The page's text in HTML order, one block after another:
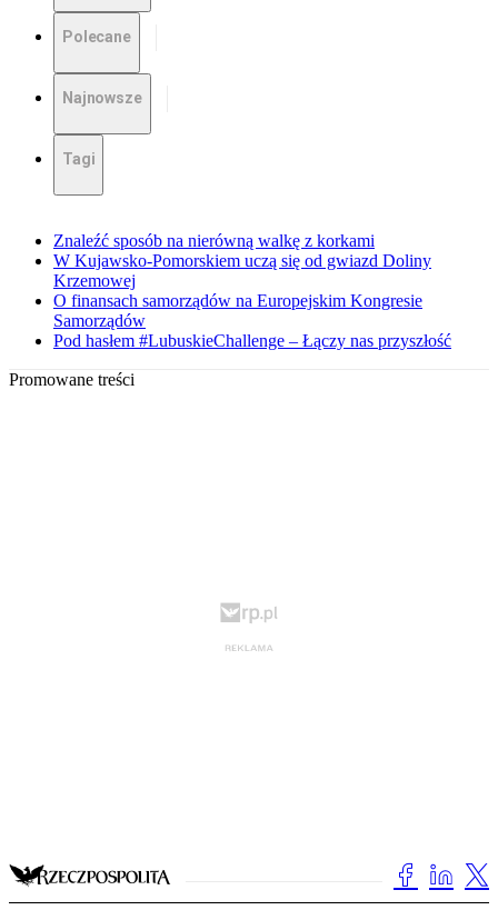
Polecane
Najnowsze
Tagi
Znaleźć sposób na nierówną walkę z korkami
W Kujawsko-Pomorskiem uczą się od gwiazd Doliny
Krzemowej
O finansach samorządów na Europejskim Kongresie
Samorządów
Pod hasłem #LubuskieChallenge – Łączy nas przyszłość
Promowane treści